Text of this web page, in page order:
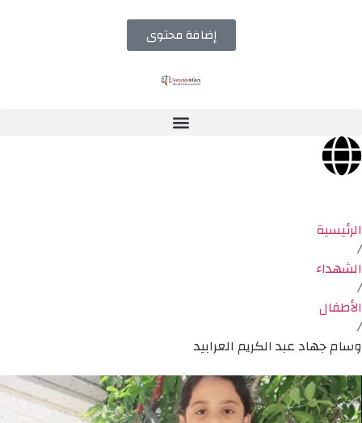
إضافة محتوى
الرئيسية
/
الشهداء
/
الأطفال
/
وسام جهاد عبد الكريم العرابيد